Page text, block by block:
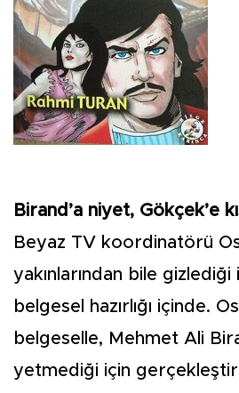
Birand’a niyet, Gökçek’e
Beyaz TV koordinatörü
yakınlarından bile gizlediği
belgesel hazırlığı içinde.
belgeselle, Mehmet Ali
yetmediği için